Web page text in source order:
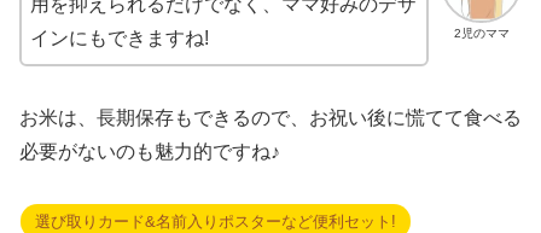
2児のママ
インにもできますね!
お米は、長期保存もできるので、お祝い後に慌てて食べる
必要がないのも魅力的ですね♪
選び取りカード&名前入りポスターなど便利セット!